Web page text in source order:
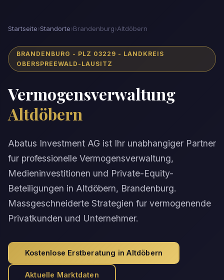
Startseite›Standorte›Brandenburg›Altdöbern
BRANDENBURG - PLZ 03229 - LANDKREIS
OBERSPREEWALD-LAUSITZ
Vermogensverwaltung
Altdöbern
Abatus Investment AG ist Ihr unabhangiger Partner
fur professionelle Vermogensverwaltung,
Medieninvestitionen und Private-Equity-
Beteiligungen in Altdöbern, Brandenburg.
Massgeschneiderte Strategien fur vermogenende
Privatkunden und Unternehmer.
Kostenlose Erstberatung in Altdöbern
Aktuelle Marktdaten